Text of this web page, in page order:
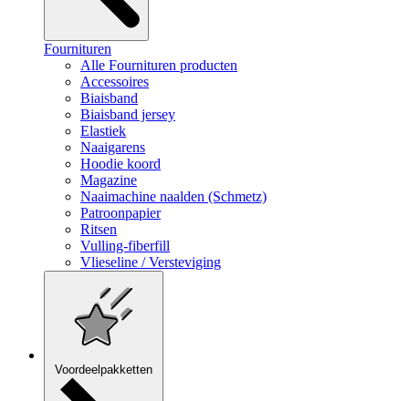
Fournituren
Alle Fournituren producten
Accessoires
Biaisband
Biaisband jersey
Elastiek
Naaigarens
Hoodie koord
Magazine
Naaimachine naalden (Schmetz)
Patroonpapier
Ritsen
Vulling-fiberfill
Vlieseline / Versteviging
Voordeelpakketten